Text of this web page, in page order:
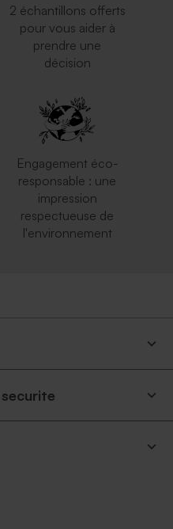
2 échantillons offerts
pour vous aider à
prendre une
décision
Engagement éco-
responsable : une
impression
respectueuse de
l'environnement